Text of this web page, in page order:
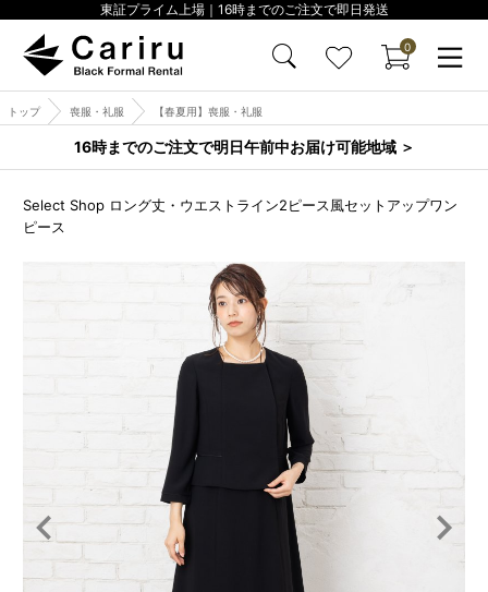
東証プライム上場｜16時までのご注文で即日発送
0
トップ 喪服・礼服 【春夏用】喪服・礼服
16時までのご注文で明日午前中お届け可能地域 ＞
Select Shop ロング丈・ウエストライン2ピース風セットアップワン
ピース